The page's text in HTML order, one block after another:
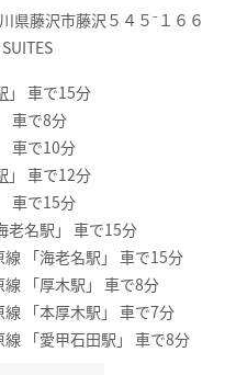
県藤沢市藤沢５４５⁻１６６
」 車で15分
車で8分
車で10分
」 車で12分
車で15分
老名駅」 車で15分
「海老名駅」 車で15分
「厚木駅」 車で8分
「本厚木駅」 車で7分
「愛甲石田駅」 車で8分